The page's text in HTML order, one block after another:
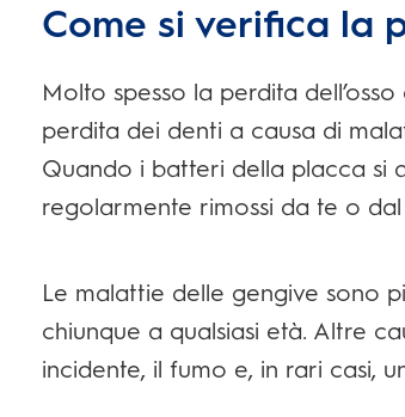
Come si verifica la
Molto spesso la perdita
perdita dei denti a causa di
Quando i batteri della placca si
regolarmente rimossi da te o
Le malattie delle gengive sono
chiunque a qualsiasi età. Altre
incidente, il fumo e, in rari casi,